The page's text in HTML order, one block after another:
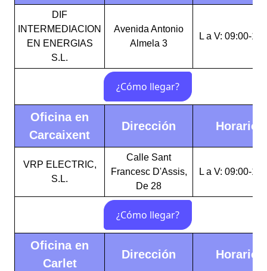
DIF
INTERMEDIACION
EN ENERGIAS
S.L.
Avenida Antonio
Almela 3
L a V: 09:00-
Oficina en
Carcaixent
Dirección Horario
VRP ELECTRIC,
S.L.
Calle Sant
Francesc D'Assis,
De 28
L a V: 09:00-
Oficina en
Carlet
Dirección Horario